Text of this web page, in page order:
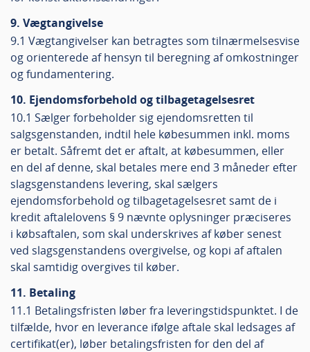
9. Vægtangivelse
9.1 Vægtangivelser kan betragtes som tilnærmelsesvise
og orienterede af hensyn til beregning af omkostninger
og fundamentering.
10. Ejendomsforbehold og tilbagetagelsesret
10.1 Sælger forbeholder sig ejendomsretten til
salgsgenstanden, indtil hele købesummen inkl. moms
er betalt. Såfremt det er aftalt, at købesummen, eller
en del af denne, skal betales mere end 3 måneder efter
slagsgenstandens levering, skal sælgers
ejendomsforbehold og tilbagetagelsesret samt de i
kredit aftalelovens § 9 nævnte oplysninger præciseres
i købsaftalen, som skal underskrives af køber senest
ved slagsgenstandens overgivelse, og kopi af aftalen
skal samtidig overgives til køber.
11. Betaling
11.1 Betalingsfristen løber fra leveringstidspunktet. I de
tilfælde, hvor en leverance ifølge aftale skal ledsages af
certifikat(er), løber betalingsfristen for den del af